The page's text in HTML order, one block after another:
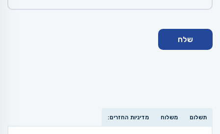
תשלום משלוח מדיניות החזרים: